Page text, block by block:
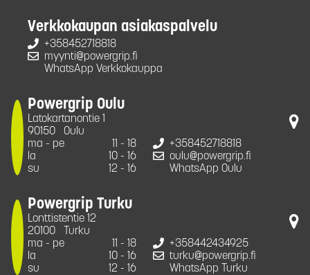
Verkkokaupan asiakaspalvelu
+358452718818
myynti@powergrip.fi
WhatsApp Verkkokauppa
Powergrip Oulu
Latokartanontie 1
90150
Oulu
ma - pe
11 - 18
la
10 - 16
su
12 - 16
+358452718818
oulu@powergrip.fi
WhatsApp Oulu
Powergrip Turku
Lonttistentie 12
20100
Turku
ma - pe
11 - 18
la
10 - 16
su
12 - 16
+358442434925
turku@powergrip.fi
WhatsApp Turku